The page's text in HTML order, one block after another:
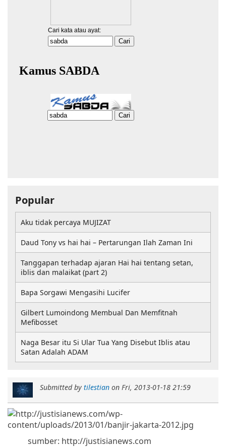
Submitted by tilestian on Fri, 2013-01-18 21:59
sumber: http://justisianews.com
Popular
Aku tidak percaya MUJIZAT
Daud Tony vs hai hai – Pertarungan Ilah Zaman Ini
Tanggapan terhadap ajaran Hai hai tentang setan,
iblis dan malaikat (part 2)
Bapa Sorgawi Mengasihi Lucifer
Gilbert Lumoindong Membual Dan Memfitnah
Mefibosset
Naga Besar itu Si Ular Tua Yang Disebut Iblis atau
Satan Adalah ADAM